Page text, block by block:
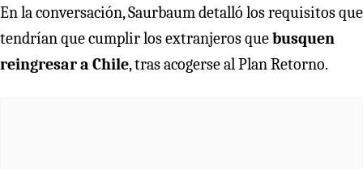
En la conversación, Saurbaum detalló los requisitos que
tendrían que cumplir los extranjeros quebusquen
reingresar a Chile, tras acogerse al Plan Retorno.